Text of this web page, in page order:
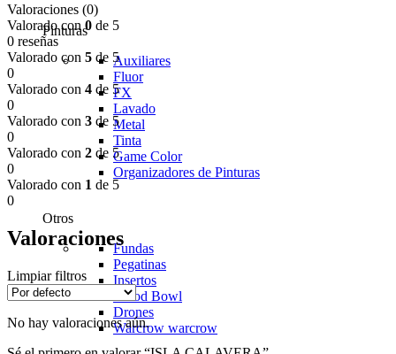
Pinturas
Auxiliares
Fluor
FX
Lavado
Metal
Tinta
Game Color
Organizadores de Pinturas
Otros
Fundas
Pegatinas
Insertos
Blood Bowl
Drones
Warcrow warcrow
Valoraciones (0)
Valorado con0 de 5
0 reseñas
Valorado con 5 de 5
0
Valorado con 4 de 5
0
Valorado con 3 de 5
0
Valorado con 2 de 5
0
Valorado con 1 de 5
0
Valoraciones
Limpiar filtros
No hay valoraciones aún.